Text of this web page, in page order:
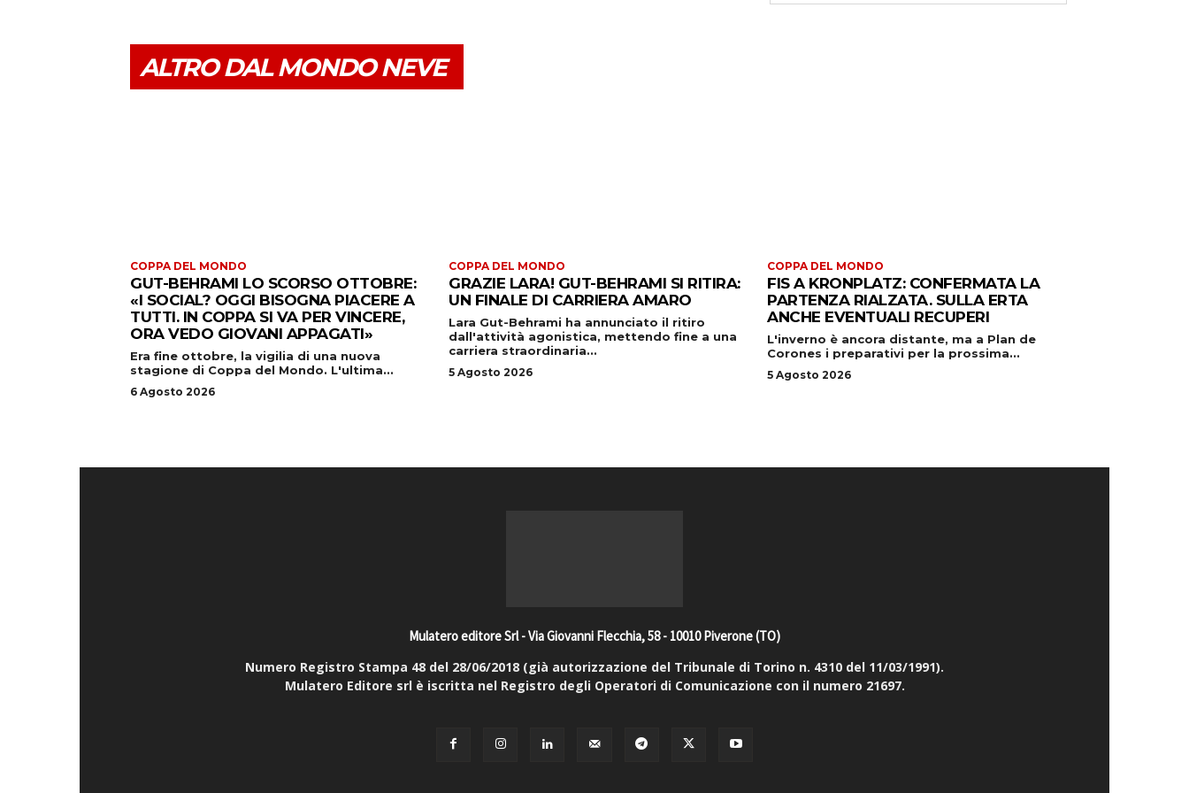
ALTRO DAL MONDO NEVE
COPPA DEL MONDO
GUT-BEHRAMI LO SCORSO OTTOBRE:
«I SOCIAL? OGGI BISOGNA PIACERE A
TUTTI. IN COPPA SI VA PER VINCERE,
ORA VEDO GIOVANI APPAGATI»
Era fine ottobre, la vigilia di una nuova
stagione di Coppa del Mondo. L'ultima...
6 Agosto 2026
COPPA DEL MONDO
GRAZIE LARA! GUT-BEHRAMI SI RITIRA:
UN FINALE DI CARRIERA AMARO
Lara Gut-Behrami ha annunciato il ritiro
dall'attività agonistica, mettendo fine a una
carriera straordinaria...
5 Agosto 2026
COPPA DEL MONDO
FIS A KRONPLATZ: CONFERMATA LA
PARTENZA RIALZATA. SULLA ERTA
ANCHE EVENTUALI RECUPERI
L'inverno è ancora distante, ma a Plan de
Corones i preparativi per la prossima...
5 Agosto 2026
Mulatero editore Srl - Via Giovanni Flecchia, 58 - 10010 Piverone (TO)
Numero Registro Stampa 48 del 28/06/2018 (già autorizzazione del Tribunale di Torino n. 4310 del 11/03/1991).
Mulatero Editore srl è iscritta nel Registro degli Operatori di Comunicazione con il numero 21697.